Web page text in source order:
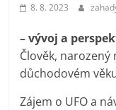
8. 8. 2023
– vývoj a
Člověk, narozený
důchodovém
Zájem o UFO a